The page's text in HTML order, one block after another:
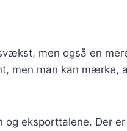
men også en
men man kan mærke,
og eksporttalene. Der